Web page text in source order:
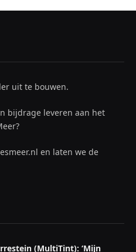
uit te bouwen.
bijdrage leveren aan het
en laten we de
(MultiTint): ‘Mijn